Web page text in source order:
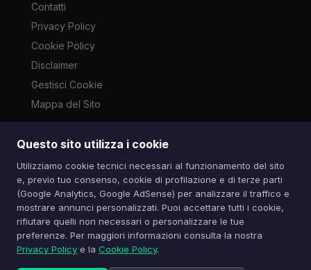
Questo sito utilizza i cookie
Utilizziamo cookie tecnici necessari al funzionamento del sito
e, previo tuo consenso, cookie di profilazione e di terze parti
(Google Analytics, Google AdSense) per analizzare il traffico e
mostrare annunci personalizzati. Puoi accettare tutti i cookie,
rifiutare quelli non necessari o personalizzare le tue
preferenze. Per maggiori informazioni consulta la nostra
Privacy Policy e la Cookie Policy.
Contatti
Privacy Policy
Cookie Policy
Disclaimer
Gestisci Cookie
Mappa del Sito
Le immagini presenti su questo sito sono di proprietà dei
cronaca ai sensi dell'art. 70 L. 633/1941. Contatti:
info@spazioitech.it
© 2026 Spazio iTech — Seven Trade SRLS — P.IVA:
04077740985